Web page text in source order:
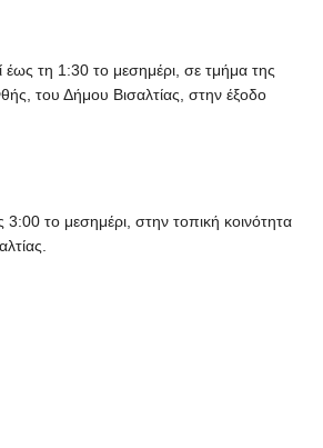
τη 1:30 το μεσημέρι, σε τμήμα της
του Δήμου Βισαλτίας, στην έξοδο
3:00 το μεσημέρι, στην τοπική κοινότητα